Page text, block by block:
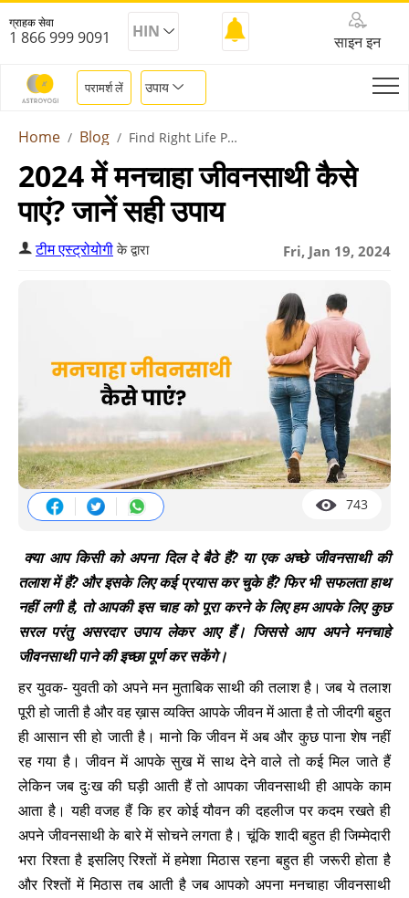
ग्राहक सेवा
1 866 999 9091 HIN
साइन इन
परामर्श लें उपाय
Home Blog Find Right Life Partner
2024 में मनचाहा जीवनसाथी कैसे
पाएं? जानें सही उपाय
Fri, Jan 19, 2024
टीम एस्ट्रोयोगीके द्वारा
743
क्या आप किसी को अपना दिल दे बैठे हैं? या एक अच्छे जीवनसाथी की
तलाश में हैं? और इसके लिए कई प्रयास कर चुके हैं? फिर भी सफलता हाथ
नहीं लगी है, तो आपकी इस चाह को पूरा करने के लिए हम आपके लिए कुछ
सरल परंतु असरदार उपाय लेकर आए हैं। जिससे आप अपने मनचाहे
जीवनसाथी पाने की इच्छा पूर्ण कर सकेंगे।
हर युवक- युवती को अपने मन मुताबिक साथी की तलाश है। जब ये तलाश
पूरी हो जाती है और वह ख़ास व्यक्ति आपके जीवन में आता है तो जीदगी बहुत
ही आसान सी हो जाती है। मानो कि जीवन में अब और कुछ पाना शेष नहीं
रह गया है। जीवन में आपके सुख में साथ देने वाले तो कई मिल जाते हैं
लेकिन जब दुःख की घड़ी आती हैं तो आपका जीवनसाथी ही आपके काम
आता है। यही वजह हैं कि हर कोई यौवन की दहलीज पर कदम रखते ही
अपने जीवनसाथी के बारे में सोचने लगता है। चूंकि शादी बहुत ही जिम्मेदारी
भरा रिश्ता है इसलिए रिश्तों में हमेशा मिठास रहना बहुत ही जरूरी होता है
और रिश्तों में मिठास तब आती है जब आपको अपना मनचाहा जीवनसाथी